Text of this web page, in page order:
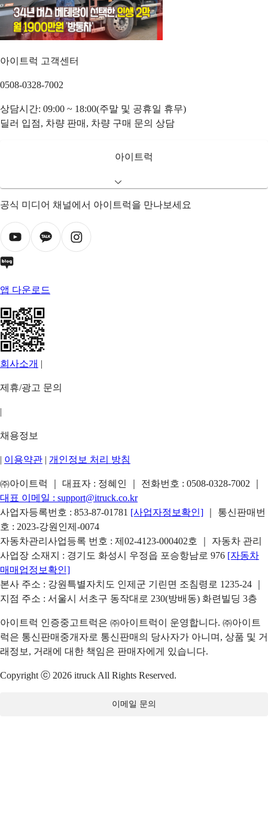
아이트럭 고객센터
0508-0328-7002
상담시간: 09:00 ~ 18:00(주말 및 공휴일 휴무)
딜러 입점, 차량 판매, 차량 구매 문의 상담
아이트럭
공식 미디어 채널에서 아이트럭을 만나보세요
앱 다운로드
회사소개 |
제휴/광고 문의
|
채용정보
| 이용약관 | 개인정보 처리 방침
㈜아이트럭 ｜ 대표자 : 정혜인 ｜ 전화번호 : 0508-0328-7002
대표 이메일 : support@itruck.co.kr
사업자등록번호 : 853-87-01781 [사업자정보확인]
｜ 통신판매번
호 : 2023-강원인제-0074
자동차관리사업등록 번호 : 제02-4123-000402호 ｜ 자동차 관리
사업장 소재지 : 경기도 화성시 우정읍 포승항남로 976 [자동차
매매업정보확인]
본사 주소 : 강원특별자치도 인제군 기린면 조침령로 1235-24 ｜
지점 주소 : 서울시 서초구 동작대로 230(방배동) 화련빌딩 3층
아이트럭 인증중고트럭은 ㈜아이트럭이 운영합니다. ㈜아이트
럭은 통신판매중개자로 통신판매의 당사자가 아니며, 상품 및 거
래정보, 거래에 대한 책임은 판매자에게 있습니다.
Copyright ⓒ 2026 itruck All Rights Reserved.
이메일 문의